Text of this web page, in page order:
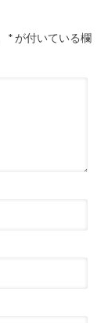
*が付いている欄